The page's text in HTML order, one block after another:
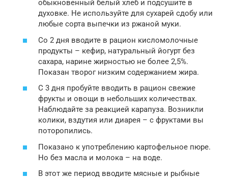
обыкновенный белый хлеб и подсушите в
духовке. Не используйте для сухарей сдобу или
любые сорта выпечки из ржаной муки.
Со 2 дня вводите в рацион кисломолочные
продукты – кефир, натуральный йогурт без
сахара, нарине жирностью не более 2,5%.
Показан творог низким содержанием жира.
С 3 дня пробуйте вводить в рацион свежие
фрукты и овощи в небольших количествах.
Наблюдайте за реакцией карапуза. Возникли
колики, вздутия или диарея – с фруктами вы
поторопились.
Показано к употреблению картофельное пюре.
Но без масла и молока – на воде.
В этот же период вводите мясные и рыбные